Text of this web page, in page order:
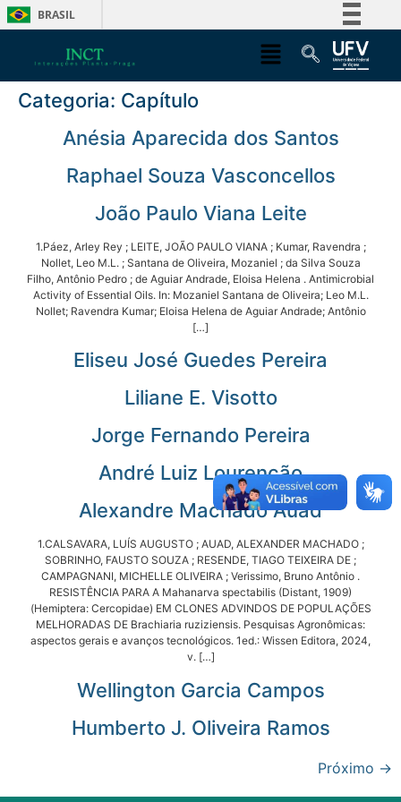
BRASIL
Simplifique!
Legislação
Canais
Categoria: Capítulo
Anésia Aparecida dos Santos
Raphael Souza Vasconcellos
João Paulo Viana Leite
1.Páez, Arley Rey ; LEITE, JOÃO PAULO VIANA ; Kumar, Ravendra ;
Nollet, Leo M.L. ; Santana de Oliveira, Mozaniel ; da Silva Souza
Filho, Antônio Pedro ; de Aguiar Andrade, Eloisa Helena . Antimicrobial
Activity of Essential Oils. In: Mozaniel Santana de Oliveira; Leo M.L.
Nollet; Ravendra Kumar; Eloisa Helena de Aguiar Andrade; Antônio
[…]
Eliseu José Guedes Pereira
Liliane E. Visotto
Jorge Fernando Pereira
André Luiz Lourenção
Alexandre Machado Auad
1.CALSAVARA, LUÍS AUGUSTO ; AUAD, ALEXANDER MACHADO ;
SOBRINHO, FAUSTO SOUZA ; RESENDE, TIAGO TEIXEIRA DE ;
CAMPAGNANI, MICHELLE OLIVEIRA ; Verissimo, Bruno Antônio .
RESISTÊNCIA PARA A Mahanarva spectabilis (Distant, 1909)
(Hemiptera: Cercopidae) EM CLONES ADVINDOS DE POPULAÇÕES
MELHORADAS DE Brachiaria ruziziensis. Pesquisas Agronômicas:
aspectos gerais e avanços tecnológicos. 1ed.: Wissen Editora, 2024,
v. […]
Wellington Garcia Campos
Humberto J. Oliveira Ramos
Próximo →